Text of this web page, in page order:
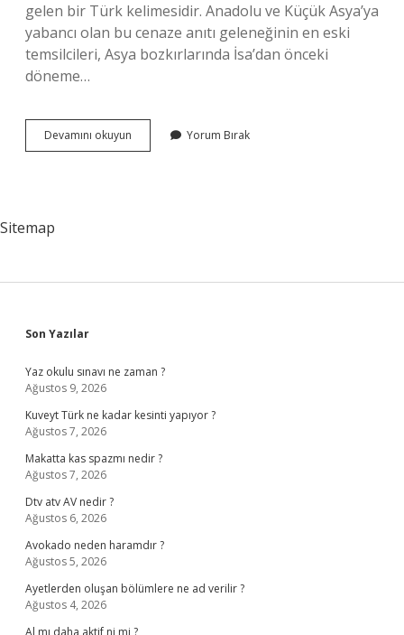
gelen bir Türk kelimesidir. Anadolu ve Küçük Asya’ya
yabancı olan bu cenaze anıtı geleneğinin en eski
temsilcileri, Asya bozkırlarında İsa’dan önceki
döneme…
Devamını okuyun
Hangi
Yorum Bırak
Sitemap
Sidebar
Son Yazılar
Yaz okulu sınavı ne zaman ?
Ağustos 9, 2026
Kuveyt Türk ne kadar kesinti yapıyor ?
Ağustos 7, 2026
Makatta kas spazmı nedir ?
Ağustos 7, 2026
Dtv atv AV nedir ?
Ağustos 6, 2026
Avokado neden haramdır ?
Ağustos 5, 2026
Ayetlerden oluşan bölümlere ne ad verilir ?
Ağustos 4, 2026
Al mı daha aktif ni mi ?